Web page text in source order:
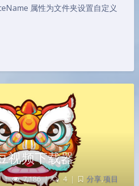
属性为文件夹设置自定义
视频下载器
| 7,186 | 4 | 分享,项目